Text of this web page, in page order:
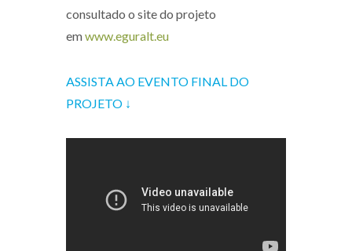
consultado o site do projeto
emwww.eguralt.eu
ASSISTA AO EVENTO FINAL DO
PROJETO ↓